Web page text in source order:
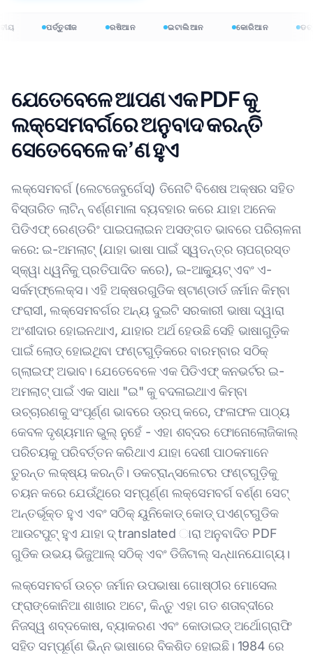
ପର୍ତ୍ତୁଗୀଜ ରଷିଆନ ଇଟାଲିଆନ କୋରିଆନ ଡଚ୍‌
ଯେତେବେଳେ ଆପଣ ଏକ PDF କୁ
ଲକ୍ସେମବର୍ଗରେ ଅନୁବାଦ କରନ୍ତି
ସେତେବେଳେ କ’ଣ ହୁଏ
ଲକ୍ସେମବର୍ଗ (ଲେଟଜେବୁର୍ଗେସ୍) ତିନୋଟି ବିଶେଷ ଅକ୍ଷର ସହିତ
ବିସ୍ତାରିତ ଲାଟିନ୍ ବର୍ଣ୍ଣମାଳା ବ୍ୟବହାର କରେ ଯାହା ଅନେକ
ପିଡିଏଫ୍ ରେଣ୍ଡରିଂ ପାଇପଲାଇନ ଅସଙ୍ଗତ ଭାବରେ ପରିଚାଳନା
କରେ: ଇ-ଅମଲାଟ୍ (ଯାହା ଭାଷା ପାଇଁ ସ୍ୱତନ୍ତ୍ର ଚାପଗ୍ରସ୍ତ
ସ୍କ୍ୱା ଧ୍ୱନିକୁ ପ୍ରତିପାଦିତ କରେ), ଇ-ଆକ୍ୟୁଟ୍ ଏବଂ ଏ-
ସର୍କମ୍ଫ୍ଲେକ୍ସ। ଏହି ଅକ୍ଷରଗୁଡିକ ଷ୍ଟାଣ୍ଡାର୍ଡ ଜର୍ମାନ କିମ୍ବା
ଫରାସୀ, ଲକ୍ସେମବର୍ଗର ଅନ୍ୟ ଦୁଇଟି ସରକାରୀ ଭାଷା ଦ୍ୱାରା
ଅଂଶୀଦାର ହୋଇନଥାଏ, ଯାହାର ଅର୍ଥ ହେଉଛି ସେହି ଭାଷାଗୁଡ଼ିକ
ପାଇଁ ଲୋଡ୍ ହୋଇଥିବା ଫଣ୍ଟଗୁଡ଼ିକରେ ବାରମ୍ବାର ସଠିକ୍
ଗ୍ଲାଇଫ୍ ଅଭାବ। ଯେତେବେଳେ ଏକ ପିଡିଏଫ୍ କନଭର୍ଟର ଇ-
ଅମଲାଟ୍ ପାଇଁ ଏକ ସାଧା "ଇ" କୁ ବଦଳାଇଥାଏ କିମ୍ବା
ଉଚ୍ଚାରଣକୁ ସଂପୂର୍ଣ୍ଣ ଭାବରେ ଡ୍ରପ୍ କରେ, ଫଳାଫଳ ପାଠ୍ୟ
କେବଳ ଦୃଶ୍ୟମାନ ଭୁଲ୍ ନୁହେଁ - ଏହା ଶବ୍ଦର ଫୋନୋଲୋଜିକାଲ୍
ପରିଚୟକୁ ପରିବର୍ତ୍ତନ କରିଥାଏ ଯାହା ଦେଶୀ ପାଠକମାନେ
ତୁରନ୍ତ ଲକ୍ଷ୍ୟ କରନ୍ତି। ଡକଟ୍ରାନ୍ସଲେଟର ଫଣ୍ଟଗୁଡ଼ିକୁ
ଚୟନ କରେ ଯେଉଁଥିରେ ସମ୍ପୂର୍ଣ୍ଣ ଲକ୍ସେମବର୍ଗ ବର୍ଣ୍ଣ ସେଟ୍
ଅନ୍ତର୍ଭୂକ୍ତ ହୁଏ ଏବଂ ସଠିକ୍ ୟୁନିକୋଡ୍ କୋଡ୍ ପଏଣ୍ଟଗୁଡିକ
ଆଉଟପୁଟ୍ ହୁଏ ଯାହା ଦ୍ translated ାରା ଅନୁବାଦିତ PDF
ଗୁଡିକ ଉଭୟ ଭିଜୁଆଲ୍ ସଠିକ୍ ଏବଂ ଡିଜିଟାଲ୍ ସନ୍ଧାନଯୋଗ୍ୟ।
ଲକ୍ସେମବର୍ଗ ଉଚ୍ଚ ଜର୍ମାନ ଉପଭାଷା ଗୋଷ୍ଠୀର ମୋସେଲ
ଫ୍ରାଙ୍କୋନିଆ ଶାଖାର ଅଟେ, କିନ୍ତୁ ଏହା ଗତ ଶତାବ୍ଦୀରେ
ନିଜସ୍ୱ ଶବ୍ଦକୋଷ, ବ୍ୟାକରଣ ଏବଂ କୋଡାଇଡ୍ ଅର୍ଥୋଗ୍ରାଫି
ସହିତ ସମ୍ପୂର୍ଣ୍ଣ ଭିନ୍ନ ଭାଷାରେ ବିକଶିତ ହୋଇଛି। 1984 ରେ